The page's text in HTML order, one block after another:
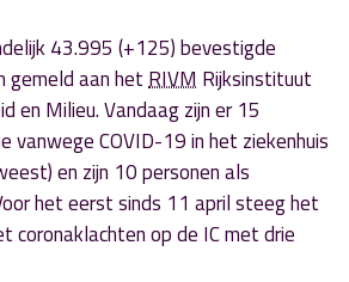
43.995 (+125) bevestigde
gemeld aan hetRIVM Rijksinstituut
en Milieu. Vandaag zijn er 15
vanwege COVID-19 in het ziekenhuis
en zijn 10 personen als
het eerst sinds 11 april steeg het
coronaklachten op de IC met drie